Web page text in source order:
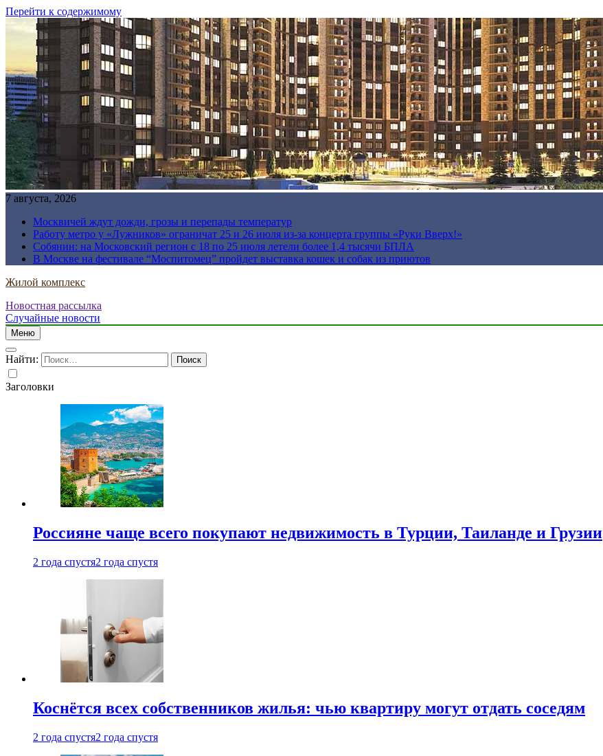
Перейти к содержимому
7 августа, 2026
Москвичей ждут дожди, грозы и перепады температур
Работу метро у «Лужников» ограничат 25 и 26 июля из-за концерта группы «Руки Вверх!»
Собянин: на Московский регион с 18 по 25 июля летели более 1,4 тысячи БПЛА
В Москве на фестивале “Моспитомец” пройдет выставка кошек и собак из приютов
Жилой комплекс
Новостная рассылка
Случайные новости
Меню
Найти:
Заголовки
Россияне чаще всего покупают недвижимость в Турции, Таиланде и Грузии
2 года спустя2 года спустя
Коснётся всех собственников жилья: чью квартиру могут отдать соседям
2 года спустя2 года спустя